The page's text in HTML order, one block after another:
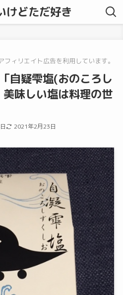
けどただ好き
フィリエイト広告を利用しています。
自疑雫塩(おのころし
味しい塩は料理の世
2021年2月23日